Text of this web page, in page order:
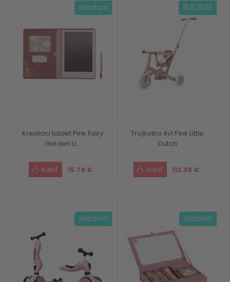
Kresliaci tablet Pink Fairy
Garden Li...
15.79 €
skladom
Trojkolka 4v1 Pink Little
Dutch
112.39 €
15.8.2026
skladom skladom